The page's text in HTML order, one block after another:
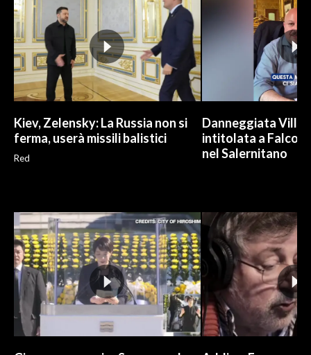
Kiev, Zelensky: La Russia non si
ferma, userà missili balistici
Red
Danneggiata Villa
intitolata a
nel Salernitano